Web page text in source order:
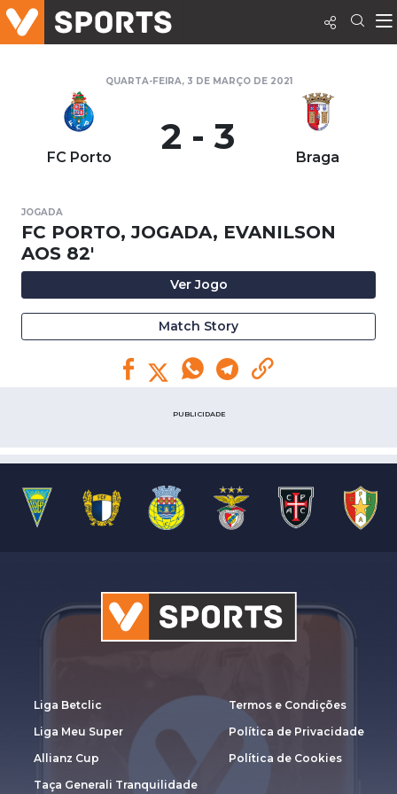
QUARTA-FEIRA, 3 DE MARÇO DE 2021
FC Porto 2 - 3 Braga
JOGADA
FC PORTO, JOGADA, EVANILSON
AOS 82'
Ver Jogo
Match Story
PUBLICIDADE
Liga Betclic
Liga Meu Super
Allianz Cup
Taça Generali Tranquilidade
Termos e Condições
Política de Privacidade
Política de Cookies